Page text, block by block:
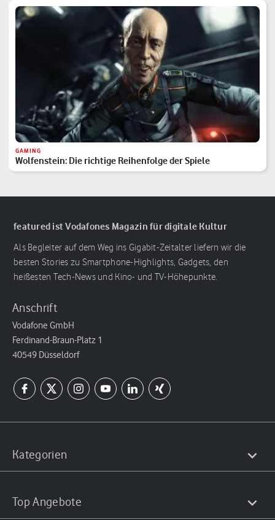
GAMING
Wolfenstein: Die richtige Reihenfolge der Spiele
featured ist Vodafones Magazin für digitale Kultur
Als Begleiter auf dem Weg ins Gigabit-Zeitalter liefern wir die
besten Stories zu Smartphone-Highlights, Gadgets, den
heißesten Tech-News und Kino- und TV-Höhepunkte.
Anschrift
Vodafone GmbH
Ferdinand-Braun-Platz 1
40549 Düsseldorf
Kategorien
Top Angebote